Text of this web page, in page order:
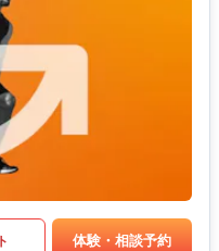
体験・相談予約